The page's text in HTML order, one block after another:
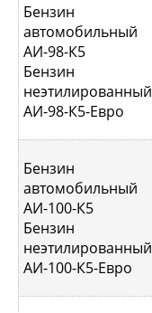
Бензин
автомобильный
АИ-98-К5
Бензин
неэтилированный
АИ-98-К5-Евро
Бензин
автомобильный
АИ-100-К5
Бензин
неэтилированный
АИ-100-К5-Евро